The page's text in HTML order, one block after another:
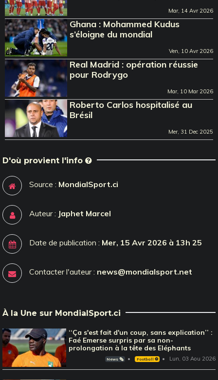
Mar, 14 Avr 2026
Ghana : Mohammed Kudus
s’éloigne du mondial
Ven, 10 Avr 2026
Real Madrid : opération réussie
pour Rodrygo
Mar, 10 Mar 2026
Roberto Carlos hospitalisé au
Brésil
Mer, 31 Dec 2025
D'où provient l'info
Source : MondialSport.ci
Auteur : Japhet Marcel
Date de publication : Mer, 15 Avr 2026 à 13h 25
Contacter l'auteur : news@mondialsport.net
À la Une sur MondialSport.ci
‘‘Ça s'est fait d'un coup, sans explication’’ :
Faé Emerse surpris par sa non-
prolongation à la tête des Eléphants
News 🗞️ Football ⚽️ Lun, 03 Aou 2026